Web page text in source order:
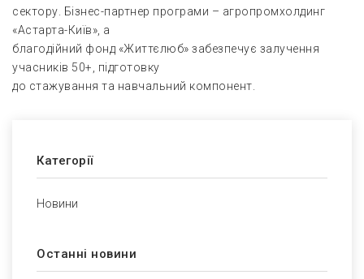
сектору. Бізнес-партнер програми – агропромхолдинг
«Астарта-Київ», а
благодійний фонд «Життєлюб» забезпечує залучення
учасників 50+, підготовку
до стажування та навчальний компонент.
Категорії
Новини
Останні новини